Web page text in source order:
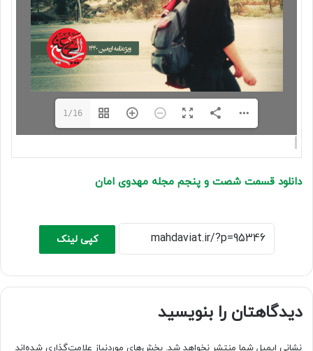
1/16
دانلود قسمت شصت و پنجم مجله مهدوی امان
کپی لینک
دیدگاهتان را بنویسید
نشانی ایمیل شما منتشر نخواهد شد. بخش‌های موردنیاز علامت‌گذاری شده‌اند